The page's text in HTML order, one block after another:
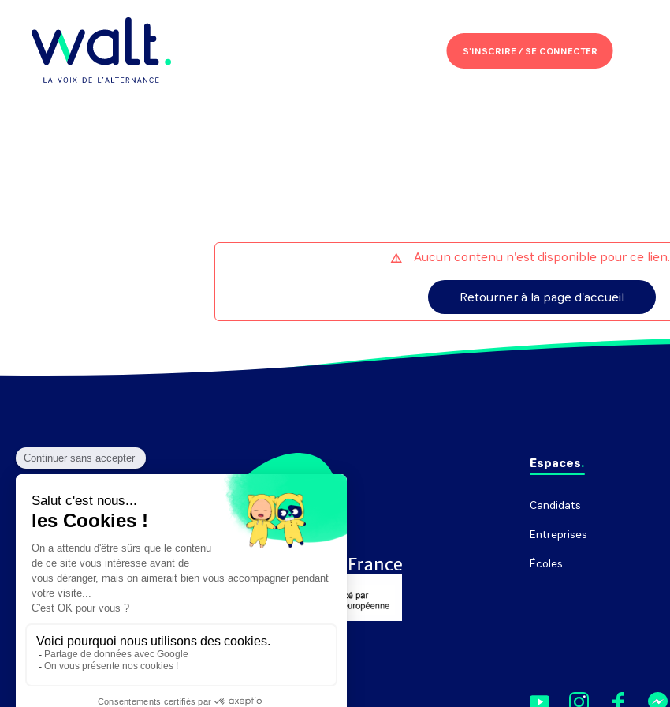
S'INSCRIRE /SE CONNECTER
Aucun contenu n'est disponible pour ce lien.
Retourner à la page d'accueil
Espaces
Candidats
Entreprises
Écoles
DAJM.fr